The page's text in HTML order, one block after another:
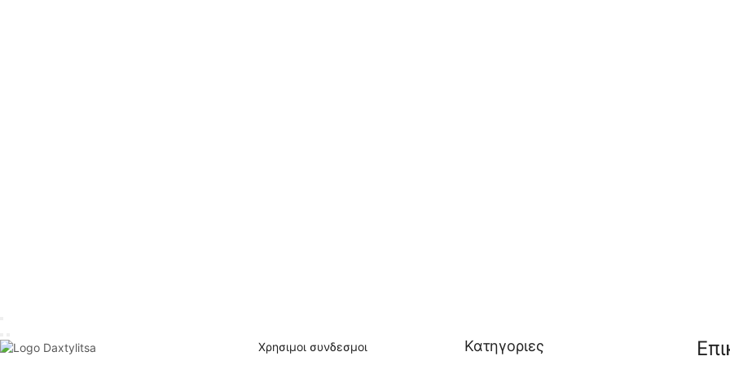
Χρησιμοι συνδεσμοι Κατηγοριες